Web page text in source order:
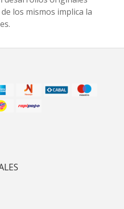
los mismos implica la